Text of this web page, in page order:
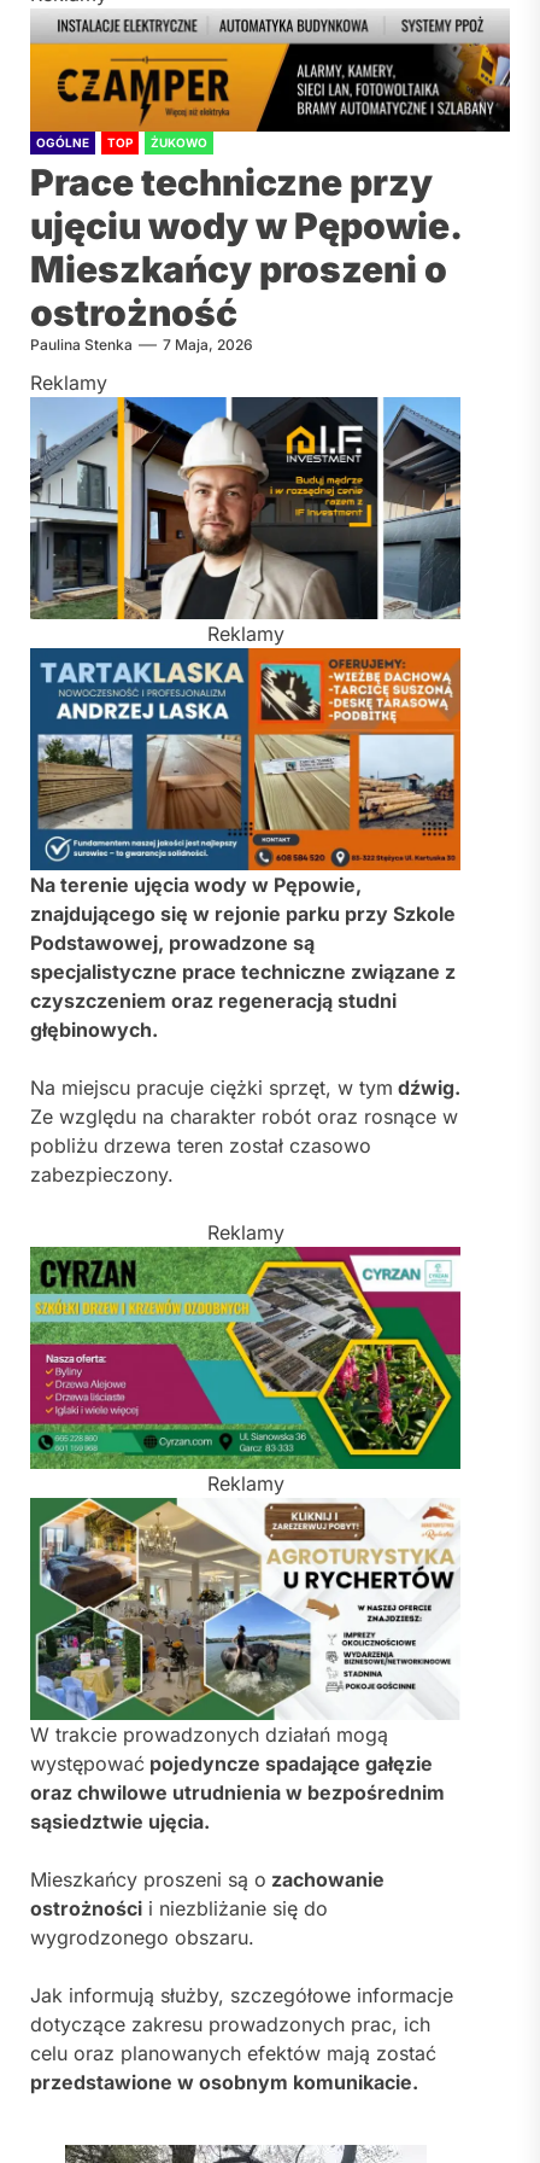
OGÓLNE TOP ŻUKOWO
Prace techniczne przy
ujęciu wody w Pępowie.
Mieszkańcy proszeni o
ostrożność
Paulina Stenka 7 Maja, 2026
Reklamy
Reklamy
Na terenie ujęcia wody w Pępowie,
znajdującego się w rejonie parku przy Szkole
Podstawowej, prowadzone są
specjalistyczne prace techniczne związane z
czyszczeniem oraz regeneracją studni
głębinowych.
Na miejscu pracuje ciężki sprzęt, w tym dźwig.
Ze względu na charakter robót oraz rosnące w
pobliżu drzewa teren został czasowo
zabezpieczony.
Reklamy
Reklamy
W trakcie prowadzonych działań mogą
występować pojedyncze spadające gałęzie
oraz chwilowe utrudnienia w bezpośrednim
sąsiedztwie ujęcia.
Mieszkańcy proszeni są o zachowanie
ostrożności i niezbliżanie się do
wygrodzonego obszaru.
Jak informują służby, szczegółowe informacje
dotyczące zakresu prowadzonych prac, ich
celu oraz planowanych efektów mają zostać
przedstawione w osobnym komunikacie.